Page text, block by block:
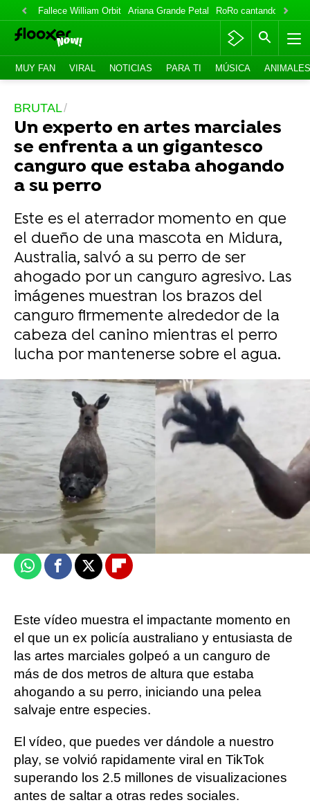
Fallece William Orbit Ariana Grande Petal RoRo cantando
MUY FAN VIRAL NOTICIAS PARA TI MÚSICA ANIMALES
BRUTAL
Un experto en artes marciales
se enfrenta a un gigantesco
canguro que estaba ahogando
a su perro
Este es el aterrador momento en que
el dueño de una mascota en Midura,
Australia, salvó a su perro de ser
ahogado por un canguro agresivo. Las
imágenes muestran los brazos del
canguro firmemente alrededor de la
cabeza del canino mientras el perro
lucha por mantenerse sobre el agua.
Una mujer conmociona a las redes al coger a
un canguro por la cola
Flooxer Now
Publicado:17 de octubre de 2023, 13:23
WhatsappFacebook
X Flipboard
Este vídeo muestra el impactante momento en
el que un ex policía australiano y entusiasta de
las artes marciales golpeó a un canguro de
más de dos metros de altura que estaba
ahogando a su perro, iniciando una pelea
salvaje entre especies.
El vídeo, que puedes ver dándole a nuestro
play, se volvió rapidamente viral en TikTok
superando los 2.5 millones de visualizaciones
antes de saltar a otras redes sociales.